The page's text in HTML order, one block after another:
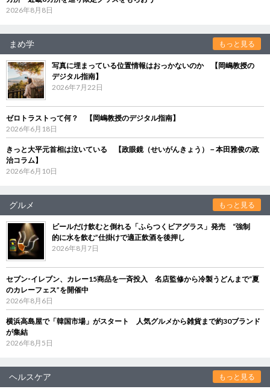
2026年8月8日
まめ学 もっと見る
写真に埋まっている位置情報はおっかないのか 【岡嶋教授の
デジタル指南】
2026年7月22日
ゼロトラストって何？ 【岡嶋教授のデジタル指南】
2026年6月18日
きっと大平元首相は泣いている 【政眼鏡（せいがんきょう）－本田雅俊の政
治コラム】
2026年6月10日
グルメ もっと見る
ビールだけ飲むと倒れる「ふらつくビアグラス」発売 “強制
的に水を飲む”仕掛けで適正飲酒を後押し
2026年8月7日
セブン‐イレブン、カレー15商品を一斉投入 名店監修から冷製うどんまで“夏
のカレーフェス”を開催中
2026年8月6日
横浜高島屋で「韓国市場」がスタート 人気グルメから雑貨まで約30ブランド
が集結
2026年8月5日
ヘルスケア もっと見る